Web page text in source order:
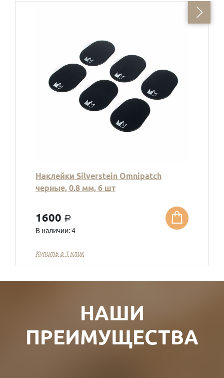
Наклейки Silverstein Omnipatch
черные, 0.8 мм, 6 шт
1600 a
В наличии: 4
Купить в 1 клик
НАШИ
ПРЕИМУЩЕСТВА